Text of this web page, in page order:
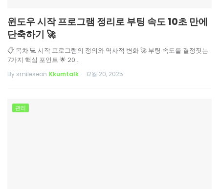
윈도우 시작 프로그램 정리로 부팅 속도 10초 만에
단축하기 🚀
📋 목차 💻 시작 프로그램의 정의와 역사적 변화 🚀 부팅 속도를 결정짓는
7가지 핵심 포인트 🌟 20…
By smileseon Kkumtalk - 12월 20, 2025
관리